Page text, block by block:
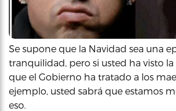
Se supone que la Navidad sea una
tranquilidad, pero si usted ha visto
que el Gobierno ha tratado a los
ejemplo, usted sabrá que estamos
eso.